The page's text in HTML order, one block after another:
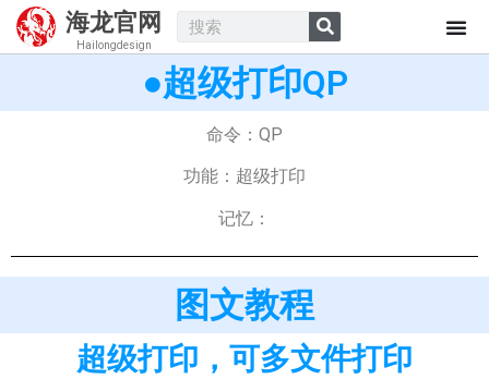
海龙官网
Hailongdesign
●超级打印QP
命令：QP
功能：超级打印
记忆：
图文教程
超级打印，可多文件打印